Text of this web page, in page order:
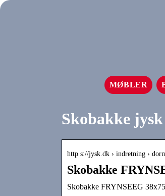
MØBLER
Skobakke jysk
http s://jysk.dk › indretning ›
Skobakke
Skobakke FRYNSEEG